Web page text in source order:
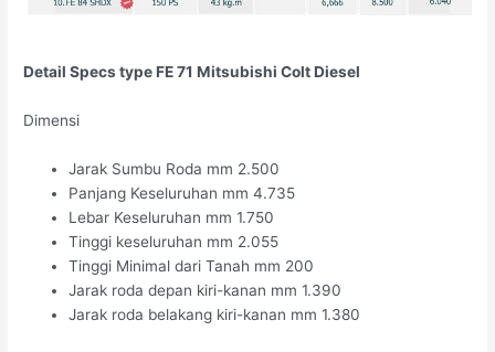
Detail Specs type FE 71 Mitsubishi Colt Diesel
Dimensi
Jarak Sumbu Roda mm 2.500
Panjang Keseluruhan mm 4.735
Lebar Keseluruhan mm 1.750
Tinggi keseluruhan mm 2.055
Tinggi Minimal dari Tanah mm 200
Jarak roda depan kiri-kanan mm 1.390
Jarak roda belakang kiri-kanan mm 1.380